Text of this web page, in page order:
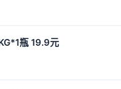
瓶 19.9元